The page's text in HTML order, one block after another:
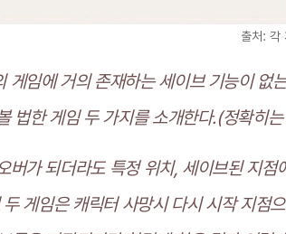
출처: 각
게임에 거의 존재하는 세이브 기능이 없
법한 게임 두 가지를 소개한다.(정확히
버가 되더라도 특정 위치, 세이브된 지
두 게임은 캐릭터 사망시 다시 시작 지점